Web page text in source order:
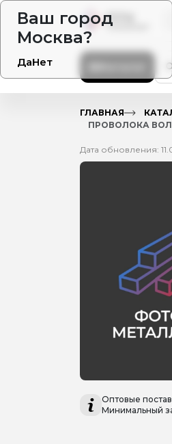
Ваш город
Москва?
ДаНет
ГЛАВНАЯ
ПРОВОЛОКА
Дата обновления:
Оптовые
Минимальный